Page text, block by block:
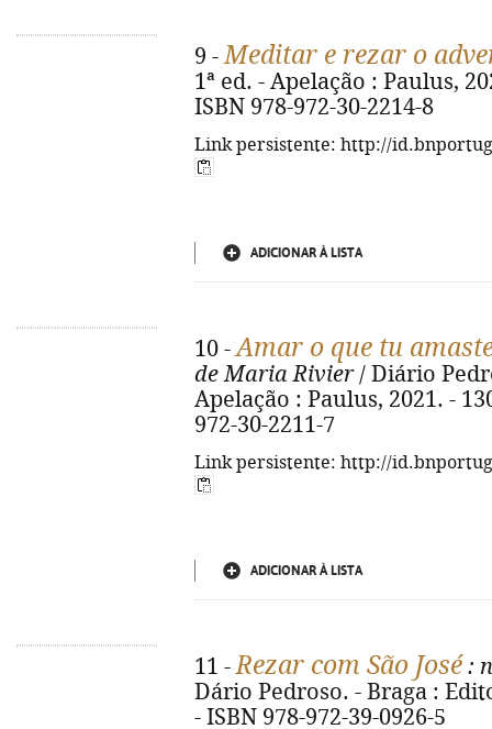
9 -Meditar e rezar o
1ª ed. - Apelação : Paulus,
ISBN 978-972-30-2214-8
Link persistente: http://
ADICIONAR À LISTA
10 -Amar o que tu
de Maria Rivier/ Diário
Apelação : Paulus, 2021. -
972-30-2211-7
Link persistente: http://
ADICIONAR À LISTA
11 -Rezar com São José :
Dário Pedroso. - Braga :
- ISBN 978-972-39-0926-5